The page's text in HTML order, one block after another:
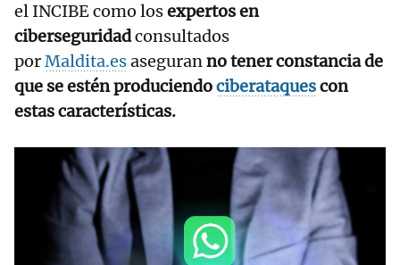
el INCIBE como losexpertos en
ciberseguridadconsultados
porMaldita.esaseguranno tener constancia de
que se estén produciendociberataquescon
estas características.